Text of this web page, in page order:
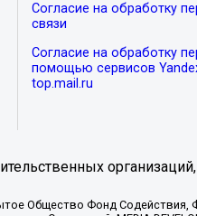
Согласие на обработку
связи
Согласие на обработку
помощью сервисов
top.mail.ru
Общество Фонд